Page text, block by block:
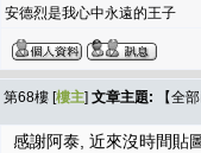
安德烈是我心中永遠的王子
第68樓 [樓主] 文章主題: 【全
感謝阿泰, 近來沒時間貼